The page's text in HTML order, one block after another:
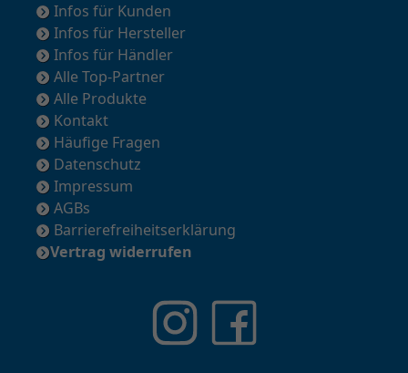
Infos für Kunden
Infos für Hersteller
Infos für Händler
Alle Top-Partner
Alle Produkte
Kontakt
Häufige Fragen
Datenschutz
Impressum
AGBs
Barrierefreiheitserklärung
Vertrag widerrufen